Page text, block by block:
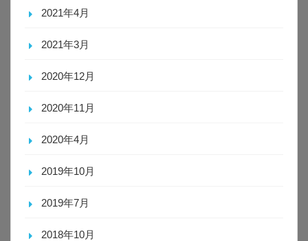
2021年4月
2021年3月
2020年12月
2020年11月
2020年4月
2019年10月
2019年7月
2018年10月